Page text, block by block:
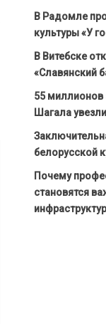
В Радомле
культуры «У
В Витебске
«Славянский
55 миллионов
Шагала увезли
белорусской
Почему
становятся